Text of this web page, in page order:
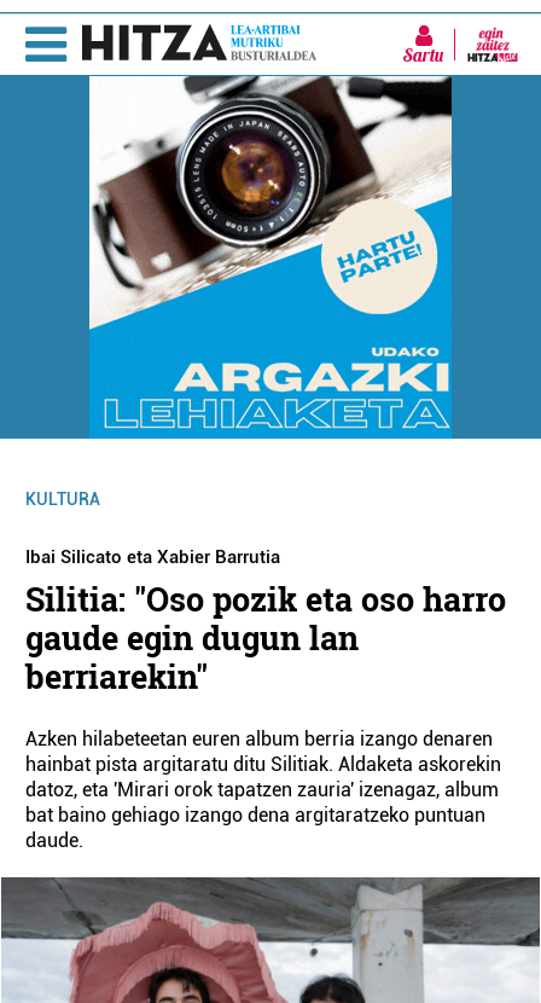
Sartu
KULTURA
Ibai Silicato eta Xabier Barrutia
Silitia: "Oso pozik eta oso harro
gaude egin dugun lan
berriarekin"
Azken hilabeteetan euren album berria izango denaren
hainbat pista argitaratu ditu Silitiak. Aldaketa askorekin
datoz, eta 'Mirari orok tapatzen zauria' izenagaz, album
bat baino gehiago izango dena argitaratzeko puntuan
daude.